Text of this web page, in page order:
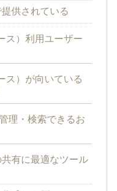
供されている
ス）利用ユーザー
ス）が向いている
理・検索できるお
有に最適なツール